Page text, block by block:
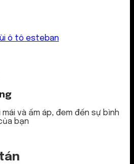
và ấm áp, đem đến sự bình
bạn